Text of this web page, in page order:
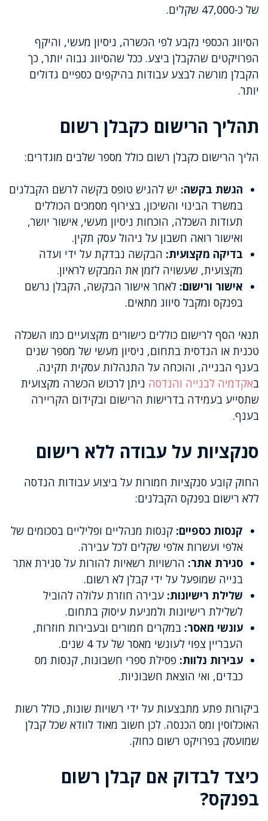
של כ-47,000 שקלים.
הסיווג הכספי נקבע לפי הכשרה, ניסיון מעשי, והיקף
הפרויקטים שהקבלן ביצע. ככל שהסיווג גבוה יותר, כך
הקבלן מורשה לבצע עבודות בהיקפים כספיים גדולים
יותר.
תהליך הרישום כקבלן רשום
הליך הרישום כקבלן רשום כולל מספר שלבים מוגדרים:
הגשת בקשה: יש להגיש טופס בקשה לרשם הקבלנים
במשרד הבינוי והשיכון, בצירוף מסמכים הכוללים
תעודות השכלה, הוכחות ניסיון מעשי, אישור יושר,
ואישור רואה חשבון על ניהול עסק תקין.
בדיקה מקצועית: הבקשה נבדקת על ידי ועדה
מקצועית, שעשויה לזמן את המבקש לראיון.
אישור ורישום: לאחר אישור הבקשה, הקבלן נרשם
בפנקס ומקבל סיווג מתאים.
תנאי הסף לרישום כוללים כישורים מקצועיים כמו השכלה
טכנית או הנדסית בתחום, ניסיון מעשי של מספר שנים
בענף הבנייה, והוכחה על התנהלות עסקית תקינה.
באקדמיה לבנייה והנדסה ניתן לרכוש הכשרה מקצועית
שתסייע בעמידה בדרישות הרישום ובקידום הקריירה
בענף.
סנקציות על עבודה ללא רישום
החוק קובע סנקציות חמורות על ביצוע עבודות הנדסה
ללא רישום בפנקס הקבלנים:
קנסות כספיים: קנסות מנהליים ופליליים בסכומים של
אלפי ועשרות אלפי שקלים לכל עבירה.
סגירת אתר: הרשויות רשאיות להורות על סגירת אתר
בנייה שמופעל על ידי קבלן לא רשום.
שלילת רישיונות: עבירה חוזרת עלולה להוביל
לשלילת רישיונות ולמניעת עיסוק בתחום.
עונשי מאסר: במקרים חמורים ובעבירות חוזרות,
העבריין צפוי לעונשי מאסר של עד 4 שנים.
עבירות נלוות: פסילת ספרי חשבונות, קנסות מס
כבדים, ואי הוצאת חשבוניות.
ביקורות פתע מתבצעות על ידי רשויות שונות, כולל רשות
האוכלוסין ומס הכנסה. לכן חשוב מאוד לוודא שכל קבלן
שמועסק בפרויקט רשום כחוק.
כיצד לבדוק אם קבלן רשום
בפנקס?